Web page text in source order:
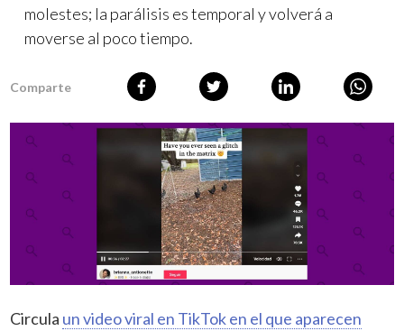
molestes; la parálisis es temporal y volverá a
moverse al poco tiempo.
Comparte
Circula un video viral en TikTok en el que aparecen